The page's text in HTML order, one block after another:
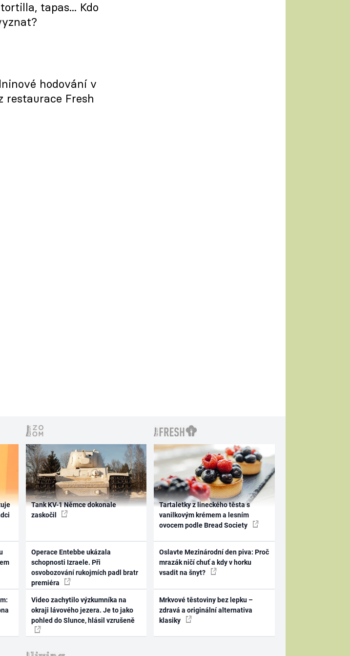
tapas... Kdo
hodování v
restaurace Fresh
Tank KV-1 Němce dokonale
zaskočil
Operace Entebbe ukázala
schopnosti Izraele. Při
osvobozování rukojmích padl bratr
premiéra
Video zachytilo výzkumníka na
okraji lávového jezera. Je to jako
pohled do Slunce, hlásil vzrušeně
Tartaletky z lineckého těsta s
vanilkovým krémem a lesním
ovocem podle Bread Society
Oslavte Mezinárodní den piva: Proč
mrazák ničí chuť a kdy v horku
vsadit na šnyt?
Mrkvové těstoviny bez lepku –
zdravá a originální alternativa
klasiky